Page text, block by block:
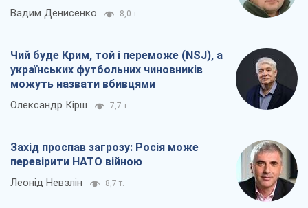
Вадим Денисенко 8,0 т.
Чий буде Крим, той і переможе (NSJ), а
українських футбольних чиновників
можуть назвати вбивцями
Олександр Кірш 7,7 т.
Захід проспав загрозу: Росія може
перевірити НАТО війною
Леонід Невзлін 8,7 т.